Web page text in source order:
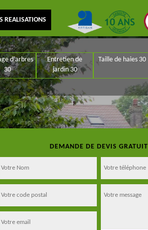
REALISATIONS
d'arbres
30
Entretien de
jardin 30
Taille de haies 30
DEMANDE DE DEVIS GRATUIT